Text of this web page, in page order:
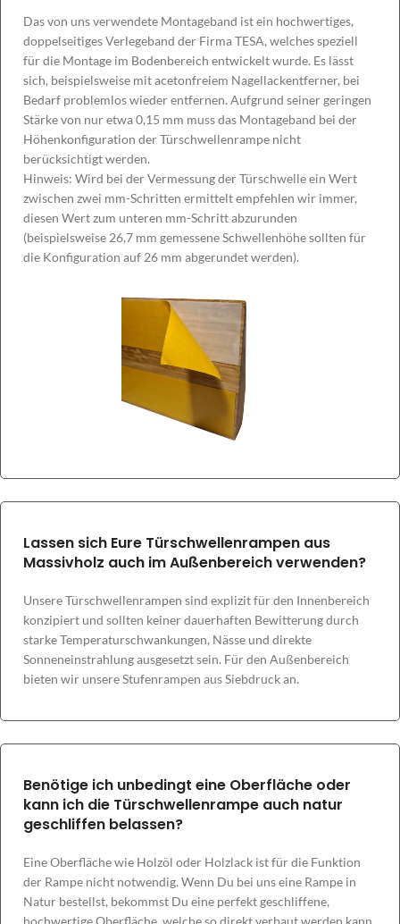
Das von uns verwendete Montageband ist ein hochwertiges,
doppelseitiges Verlegeband der Firma TESA, welches speziell
für die Montage im Bodenbereich entwickelt wurde. Es lässt
sich, beispielsweise mit acetonfreiem Nagellackentferner, bei
Bedarf problemlos wieder entfernen. Aufgrund seiner geringen
Stärke von nur etwa 0,15 mm muss das Montageband bei der
Höhenkonfiguration der Türschwellenrampe nicht
berücksichtigt werden.
Hinweis: Wird bei der Vermessung der Türschwelle ein Wert
zwischen zwei mm-Schritten ermittelt empfehlen wir immer,
diesen Wert zum unteren mm-Schritt abzurunden
(beispielsweise 26,7 mm gemessene Schwellenhöhe sollten für
die Konfiguration auf 26 mm abgerundet werden).
Lassen sich Eure Türschwellenrampen aus
Massivholz auch im Außenbereich verwenden?
Unsere Türschwellenrampen sind explizit für den Innenbereich
konzipiert und sollten keiner dauerhaften Bewitterung durch
starke Temperaturschwankungen, Nässe und direkte
Sonneneinstrahlung ausgesetzt sein. Für den Außenbereich
bieten wir unsere Stufenrampen aus Siebdruck an.
Benötige ich unbedingt eine Oberfläche oder
kann ich die Türschwellenrampe auch natur
geschliffen belassen?
Eine Oberfläche wie Holzöl oder Holzlack ist für die Funktion
der Rampe nicht notwendig. Wenn Du bei uns eine Rampe in
Natur bestellst, bekommst Du eine perfekt geschliffene,
hochwertige Oberfläche, welche so direkt verbaut werden kann.